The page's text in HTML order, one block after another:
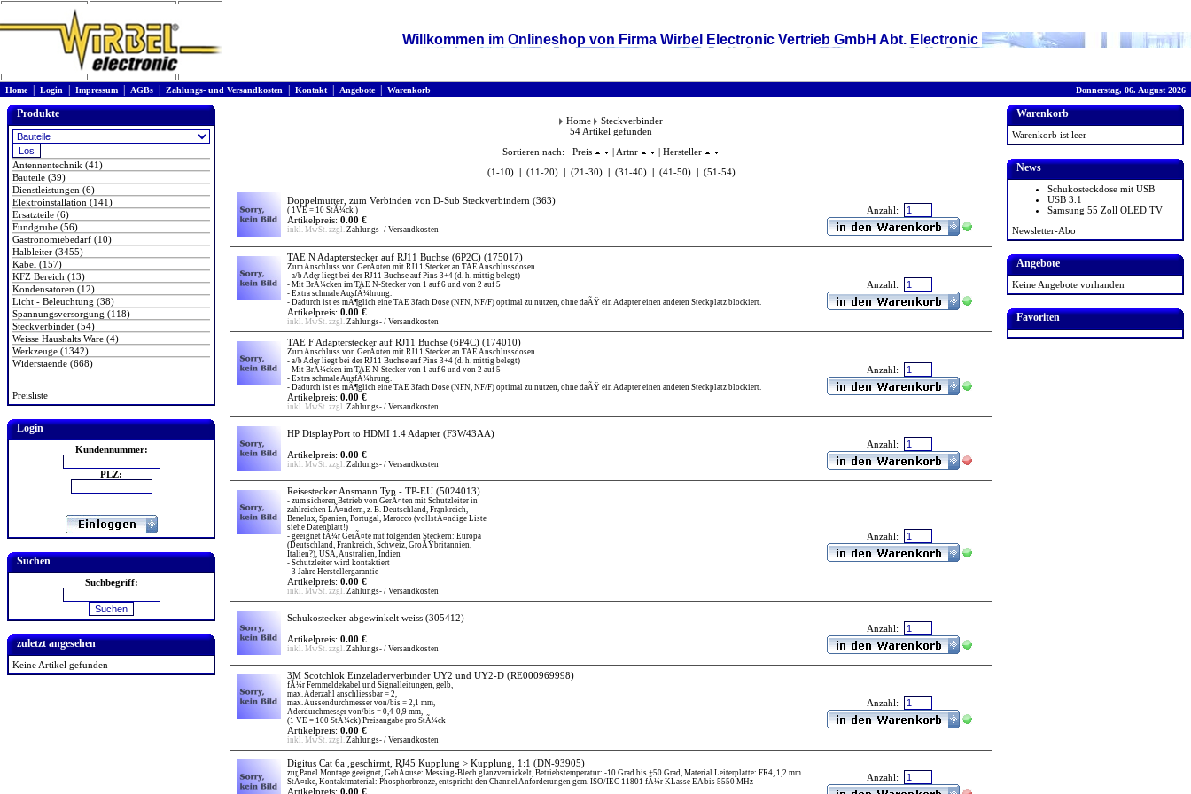
Willkommen im Onlineshop von Firma Wirbel Electronic Vertrieb GmbH Abt. Electronic
Home| Login Impressum AGBs Zahlungs- und Versandkosten Kontakt| Angebote| Warenkorb Donnerstag, 06. August 2026
Produkte
Antennentechnik (41)
Bauteile (39)
Dienstleistungen (6)
Elektroinstallation (141)
Ersatzteile (6)
Fundgrube (56)
Gastronomiebedarf (10)
Halbleiter (3455)
Kabel (157)
KFZ Bereich (13)
Kondensatoren (12)
Licht - Beleuchtung (38)
Spannungsversorgung (118)
Steckverbinder (54)
Weisse Haushalts Ware (4)
Werkzeuge (1342)
Widerstaende (668)
Preisliste
Login
Kundennummer:
PLZ:
Suchen
Suchbegriff:
zuletzt angesehen
Keine Artikel gefunden
Home
Steckverbinder
54 Artikel gefunden
Sortieren nach: Preis
| Artnr
| Hersteller
(1-10)
(11-20) (21-30) (31-40) (41-50) (51-54)
Doppelmutter, zum Verbinden von D-Sub Steckverbindern (363)
( 1VE = 10 StÃ¼ck )
Artikelpreis: 0.00 €
inkl. MwSt. zzgl. Zahlungs- / Versandkosten
Anzahl:
TAE N Adapterstecker auf RJ11 Buchse (6P2C) (175017)
Zum Anschluss von GerÃ¤ten mit RJ11 Stecker an TAE Anschlussdosen
- a/b Ader liegt bei der RJ11 Buchse auf Pins 3+4 (d. h. mittig belegt)
- Mit BrÃ¼cken im TAE N-Stecker von 1 auf 6 und von 2 auf 5
- Extra schmale AusfÃ¼hrung.
- Dadurch ist es mÃ¶glich eine TAE 3fach Dose (NFN, NF/F) optimal zu nutzen, ohne daÃŸ ein Adapter einen anderen Steckplatz blockiert.
Artikelpreis: 0.00 €
inkl. MwSt. zzgl. Zahlungs- / Versandkosten
Anzahl:
TAE F Adapterstecker auf RJ11 Buchse (6P4C) (174010)
Zum Anschluss von GerÃ¤ten mit RJ11 Stecker an TAE Anschlussdosen
- a/b Ader liegt bei der RJ11 Buchse auf Pins 3+4 (d. h. mittig belegt)
- Mit BrÃ¼cken im TAE N-Stecker von 1 auf 6 und von 2 auf 5
- Extra schmale AusfÃ¼hrung.
- Dadurch ist es mÃ¶glich eine TAE 3fach Dose (NFN, NF/F) optimal zu nutzen, ohne daÃŸ ein Adapter einen anderen Steckplatz blockiert.
Artikelpreis: 0.00 €
inkl. MwSt. zzgl. Zahlungs- / Versandkosten
Anzahl:
HP DisplayPort to HDMI 1.4 Adapter (F3W43AA)
Artikelpreis: 0.00 €
inkl. MwSt. zzgl. Zahlungs- / Versandkosten
Anzahl:
Reisestecker Ansmann Typ - TP-EU (5024013)
- zum sicheren Betrieb von GerÃ¤ten mit Schutzleiter in
zahlreichen LÃ¤ndern, z. B. Deutschland, Frankreich,
Benelux, Spanien, Portugal, Marocco (vollstÃ¤ndige Liste
siehe Datenblatt!)
- geeignet fÃ¼r GerÃ¤te mit folgenden Steckern: Europa
(Deutschland, Frankreich, Schweiz, GroÃŸbritannien,
Italien?), USA, Australien, Indien
- Schutzleiter wird kontaktiert
- 3 Jahre Herstellergarantie
Artikelpreis: 0.00 €
inkl. MwSt. zzgl. Zahlungs- / Versandkosten
Anzahl:
Schukostecker abgewinkelt weiss (305412)
Artikelpreis: 0.00 €
inkl. MwSt. zzgl. Zahlungs- / Versandkosten
Anzahl:
3M Scotchlok Einzeladerverbinder UY2 und UY2-D (RE000969998)
fÃ¼r Fernmeldekabel und Signalleitungen, gelb,
max. Aderzahl anschliessbar = 2,
max. Aussendurchmesser von/bis = 2,1 mm,
Aderdurchmesser von/bis = 0,4-0,9 mm,
(1 VE = 100 StÃ¼ck) Preisangabe pro StÃ¼ck
Artikelpreis: 0.00 €
inkl. MwSt. zzgl. Zahlungs- / Versandkosten
Anzahl:
Digitus Cat 6a ,geschirmt, RJ45 Kupplung > Kupplung, 1:1 (DN-93905)
zur Panel Montage geeignet, GehÃ¤use: Messing-Blech glanzvernickelt, Betriebstemperatur: -10 Grad bis +50 Grad, Material Leiterplatte: FR4, 1,2 mm
StÃ¤rke, Kontaktmaterial: Phosphorbronze, entspricht den Channel Anforderungen gem. ISO/IEC 11801 fÃ¼r KLasse EA bis 5550 MHz
Artikelpreis: 0.00 €
Anzahl:
Warenkorb
Warenkorb ist leer
News
Schukosteckdose mit USB
USB 3.1
Samsung 55 Zoll OLED TV
Newsletter-Abo
Angebote
Keine Angebote vorhanden
Favoriten